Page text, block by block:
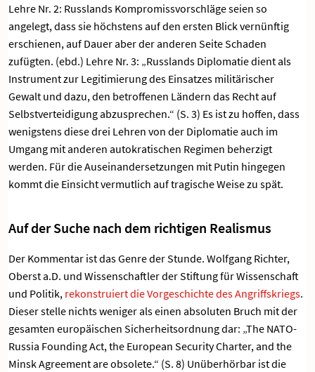
Lehre Nr. 2: Russlands Kompromissvorschläge seien so
angelegt, dass sie höchstens auf den ersten Blick vernünftig
erschienen, auf Dauer aber der anderen Seite Schaden
zufügten. (ebd.) Lehre Nr. 3: „Russlands Diplomatie dient als
Instrument zur Legitimierung des Einsatzes militärischer
Gewalt und dazu, den betroffenen Ländern das Recht auf
Selbstverteidigung abzusprechen.“ (S. 3) Es ist zu hoffen, dass
wenigstens diese drei Lehren von der Diplomatie auch im
Umgang mit anderen autokratischen Regimen beherzigt
werden. Für die Auseinandersetzungen mit Putin hingegen
kommt die Einsicht vermutlich auf tragische Weise zu spät.
Auf der Suche nach dem richtigen Realismus
Der Kommentar ist das Genre der Stunde. Wolfgang Richter,
Oberst a.D. und Wissenschaftler der Stiftung für Wissenschaft
und Politik, rekonstruiert die Vorgeschichte des Angriffskriegs.
Dieser stelle nichts weniger als einen absoluten Bruch mit der
gesamten europäischen Sicherheitsordnung dar: „The NATO-
Russia Founding Act, the European Security Charter, and the
Minsk Agreement are obsolete.“ (S. 8) Unüberhörbar ist die